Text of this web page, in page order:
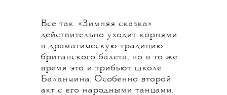
Все так. «Зимняя сказка»
действительно уходит корнями
в драматическую традицию
британского балета, но в то же
время это и трибьют школе
Баланчина. Особенно второй
акт с его народными танцами.